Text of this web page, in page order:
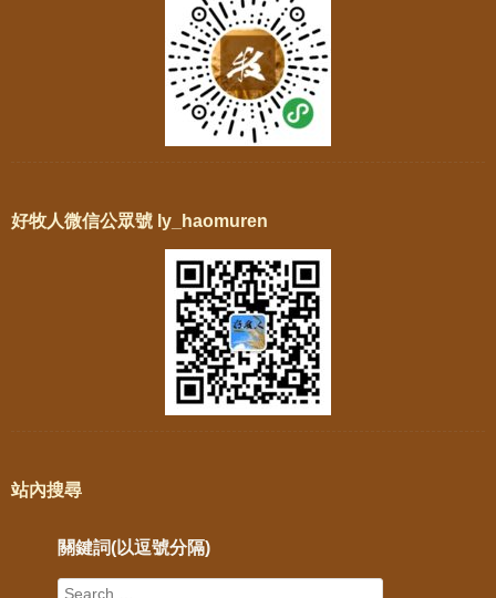
好牧人微信公眾號 ly_haomuren
站內搜尋
關鍵詞(以逗號分隔)